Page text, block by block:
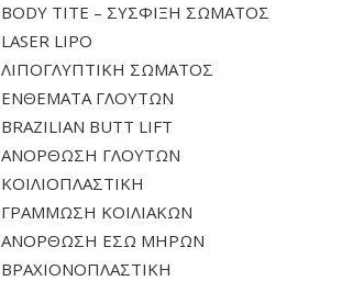
ΛΙΠΟΓΛΥΠΤΙΚΉ ΣΏΜΑΤΟΣ
BRAZILIAN BUTT LIFT
ΚΟΙΛΙΟΠΛΑΣΤΙΚΉ
ΑΝΌΡΘΩΣΗ ΈΣΩ ΜΗΡΏΝ
BODY TITE – ΣΥΣΦΙΞΗ ΣΩΜΑΤΟΣ
LASER LIPO
ΛΙΠΟΓΛΥΠΤΙΚΗ ΣΩΜΑΤΟΣ
ΕΝΘΕΜΑΤΑ ΓΛΟΥΤΩΝ
BRAZILIAN BUTT LIFT
ΑΝΟΡΘΩΣΗ ΓΛΟΥΤΩΝ
ΚΟΙΛΙΟΠΛΑΣΤΙΚΗ
ΓΡΑΜΜΩΣΗ ΚΟΙΛΙΑΚΩΝ
ΑΝΟΡΘΩΣΗ ΕΣΩ ΜΗΡΩΝ
ΒΡΑΧΙΟΝΟΠΛΑΣΤΙΚΗ